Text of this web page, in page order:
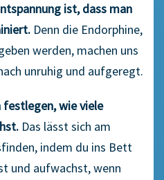
ist, dass man
Denn die Endorphine,
werden, machen uns
unruhig und aufgeregt.
wie viele
Das lässt sich am
indem du ins Bett
und aufwachst, wenn